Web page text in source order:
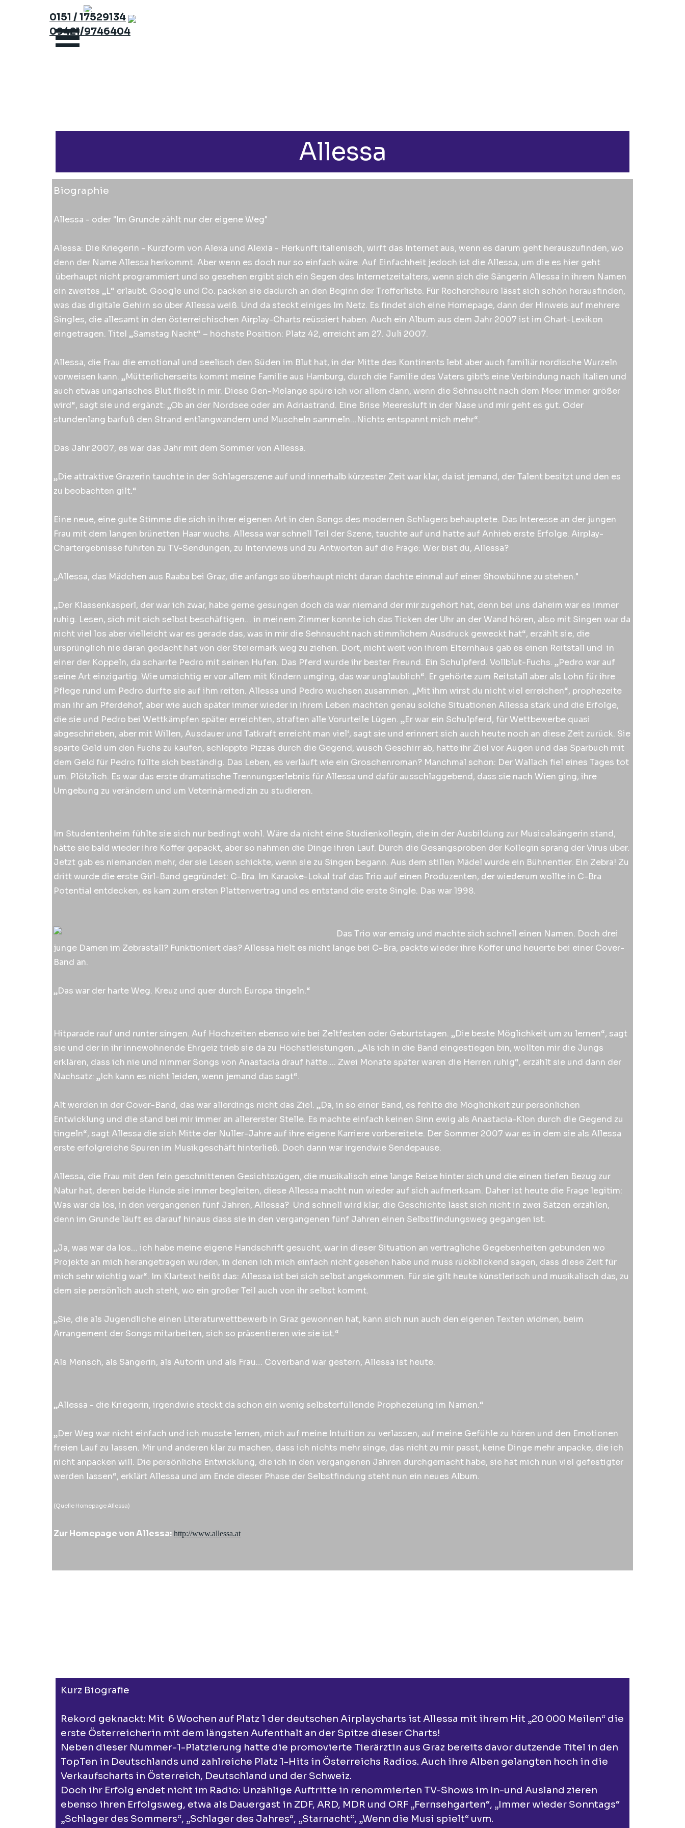
0151 / 17529134
09421/9746404
Allessa
Biographie
Allessa - oder "Im Grunde zählt nur der eigene Weg"
Alessa: Die Kriegerin - Kurzform von Alexa und Alexia - Herkunft italienisch, wirft das Internet aus, wenn es darum geht herauszufinden, wo
denn der Name Allessa herkommt. Aber wenn es doch nur so einfach wäre. Auf Einfachheit jedoch ist die Allessa, um die es hier geht
überhaupt nicht programmiert und so gesehen ergibt sich ein Segen des Internetzeitalters, wenn sich die Sängerin Allessa in ihrem Namen
ein zweites „L“ erlaubt. Google und Co. packen sie dadurch an den Beginn der Trefferliste. Für Rechercheure lässt sich schön herausfinden,
was das digitale Gehirn so über Allessa weiß. Und da steckt einiges Im Netz. Es findet sich eine Homepage, dann der Hinweis auf mehrere
Singles, die allesamt in den österreichischen Airplay-Charts reüssiert haben. Auch ein Album aus dem Jahr 2007 ist im Chart-Lexikon
eingetragen. Titel „Samstag Nacht“ – höchste Position: Platz 42, erreicht am 27. Juli 2007.
Allessa, die Frau die emotional und seelisch den Süden im Blut hat, in der Mitte des Kontinents lebt aber auch familiär nordische Wurzeln
vorweisen kann. „Mütterlicherseits kommt meine Familie aus Hamburg, durch die Familie des Vaters gibt’s eine Verbindung nach Italien und
auch etwas ungarisches Blut fließt in mir. Diese Gen-Melange spüre ich vor allem dann, wenn die Sehnsucht nach dem Meer immer größer
wird“, sagt sie und ergänzt: „Ob an der Nordsee oder am Adriastrand. Eine Brise Meeresluft in der Nase und mir geht es gut. Oder
stundenlang barfuß den Strand entlangwandern und Muscheln sammeln…Nichts entspannt mich mehr“.
Das Jahr 2007, es war das Jahr mit dem Sommer von Allessa.
„Die attraktive Grazerin tauchte in der Schlagerszene auf und innerhalb kürzester Zeit war klar, da ist jemand, der Talent besitzt und den es
zu beobachten gilt.“
Eine neue, eine gute Stimme die sich in ihrer eigenen Art in den Songs des modernen Schlagers behauptete. Das Interesse an der jungen
Frau mit dem langen brünetten Haar wuchs. Allessa war schnell Teil der Szene, tauchte auf und hatte auf Anhieb erste Erfolge. Airplay-
Chartergebnisse führten zu TV-Sendungen, zu Interviews und zu Antworten auf die Frage: Wer bist du, Allessa?
„Allessa, das Mädchen aus Raaba bei Graz, die anfangs so überhaupt nicht daran dachte einmal auf einer Showbühne zu stehen."
„Der Klassenkasperl, der war ich zwar, habe gerne gesungen doch da war niemand der mir zugehört hat, denn bei uns daheim war es immer
ruhig. Lesen, sich mit sich selbst beschäftigen… in meinem Zimmer konnte ich das Ticken der Uhr an der Wand hören, also mit Singen war da
nicht viel los aber vielleicht war es gerade das, was in mir die Sehnsucht nach stimmlichem Ausdruck geweckt hat“, erzählt sie, die
ursprünglich nie daran gedacht hat von der Steiermark weg zu ziehen. Dort, nicht weit von ihrem Elternhaus gab es einen Reitstall und in
einer der Koppeln, da scharrte Pedro mit seinen Hufen. Das Pferd wurde ihr bester Freund. Ein Schulpferd. Vollblut-Fuchs. „Pedro war auf
seine Art einzigartig. Wie umsichtig er vor allem mit Kindern umging, das war unglaublich“. Er gehörte zum Reitstall aber als Lohn für ihre
Pflege rund um Pedro durfte sie auf ihm reiten. Allessa und Pedro wuchsen zusammen. „Mit ihm wirst du nicht viel erreichen“, prophezeite
man ihr am Pferdehof, aber wie auch später immer wieder in ihrem Leben machten genau solche Situationen Allessa stark und die Erfolge,
die sie und Pedro bei Wettkämpfen später erreichten, straften alle Vorurteile Lügen. „Er war ein Schulpferd, für Wettbewerbe quasi
abgeschrieben, aber mit Willen, Ausdauer und Tatkraft erreicht man viel‘, sagt sie und erinnert sich auch heute noch an diese Zeit zurück. Sie
sparte Geld um den Fuchs zu kaufen, schleppte Pizzas durch die Gegend, wusch Geschirr ab, hatte ihr Ziel vor Augen und das Sparbuch mit
dem Geld für Pedro füllte sich beständig. Das Leben, es verläuft wie ein Groschenroman? Manchmal schon: Der Wallach fiel eines Tages tot
um. Plötzlich. Es war das erste dramatische Trennungserlebnis für Allessa und dafür ausschlaggebend, dass sie nach Wien ging, ihre
Umgebung zu verändern und um Veterinärmedizin zu studieren.
Im Studentenheim fühlte sie sich nur bedingt wohl. Wäre da nicht eine Studienkollegin, die in der Ausbildung zur Musicalsängerin stand,
hätte sie bald wieder ihre Koffer gepackt, aber so nahmen die Dinge ihren Lauf. Durch die Gesangsproben der Kollegin sprang der Virus über.
Jetzt gab es niemanden mehr, der sie Lesen schickte, wenn sie zu Singen begann. Aus dem stillen Mädel wurde ein Bühnentier. Ein Zebra! Zu
dritt wurde die erste Girl-Band gegründet: C-Bra. Im Karaoke-Lokal traf das Trio auf einen Produzenten, der wiederum wollte in C-Bra
Potential entdecken, es kam zum ersten Plattenvertrag und es entstand die erste Single. Das war 1998.
Das Trio war emsig und machte sich schnell einen Namen. Doch drei
junge Damen im Zebrastall? Funktioniert das? Allessa hielt es nicht lange bei C-Bra, packte wieder ihre Koffer und heuerte bei einer Cover-
Band an.
„Das war der harte Weg. Kreuz und quer durch Europa tingeln.“
Hitparade rauf und runter singen. Auf Hochzeiten ebenso wie bei Zeltfesten oder Geburtstagen. „Die beste Möglichkeit um zu lernen“, sagt
sie und der in ihr innewohnende Ehrgeiz trieb sie da zu Höchstleistungen. „Als ich in die Band eingestiegen bin, wollten mir die Jungs
erklären, dass ich nie und nimmer Songs von Anastacia drauf hätte…. Zwei Monate später waren die Herren ruhig“, erzählt sie und dann der
Nachsatz: „Ich kann es nicht leiden, wenn jemand das sagt“.
Alt werden in der Cover-Band, das war allerdings nicht das Ziel. „Da, in so einer Band, es fehlte die Möglichkeit zur persönlichen
Entwicklung und die stand bei mir immer an allererster Stelle. Es machte einfach keinen Sinn ewig als Anastacia-Klon durch die Gegend zu
tingeln“, sagt Allessa die sich Mitte der Nuller-Jahre auf ihre eigene Karriere vorbereitete. Der Sommer 2007 war es in dem sie als Allessa
erste erfolgreiche Spuren im Musikgeschäft hinterließ. Doch dann war irgendwie Sendepause.
Allessa, die Frau mit den fein geschnittenen Gesichtszügen, die musikalisch eine lange Reise hinter sich und die einen tiefen Bezug zur
Natur hat, deren beide Hunde sie immer begleiten, diese Allessa macht nun wieder auf sich aufmerksam. Daher ist heute die Frage legitim:
Was war da los, in den vergangenen fünf Jahren, Allessa? Und schnell wird klar, die Geschichte lässt sich nicht in zwei Sätzen erzählen,
denn im Grunde läuft es darauf hinaus dass sie in den vergangenen fünf Jahren einen Selbstfindungsweg gegangen ist.
„Ja, was war da los… ich habe meine eigene Handschrift gesucht, war in dieser Situation an vertragliche Gegebenheiten gebunden wo
Projekte an mich herangetragen wurden, in denen ich mich einfach nicht gesehen habe und muss rückblickend sagen, dass diese Zeit für
mich sehr wichtig war“. Im Klartext heißt das: Allessa ist bei sich selbst angekommen. Für sie gilt heute künstlerisch und musikalisch das, zu
dem sie persönlich auch steht, wo ein großer Teil auch von ihr selbst kommt.
„Sie, die als Jugendliche einen Literaturwettbewerb in Graz gewonnen hat, kann sich nun auch den eigenen Texten widmen, beim
Arrangement der Songs mitarbeiten, sich so präsentieren wie sie ist.“
Als Mensch, als Sängerin, als Autorin und als Frau… Coverband war gestern, Allessa ist heute.
„Allessa - die Kriegerin, irgendwie steckt da schon ein wenig selbsterfüllende Prophezeiung im Namen.“
„Der Weg war nicht einfach und ich musste lernen, mich auf meine Intuition zu verlassen, auf meine Gefühle zu hören und den Emotionen
freien Lauf zu lassen. Mir und anderen klar zu machen, dass ich nichts mehr singe, das nicht zu mir passt, keine Dinge mehr anpacke, die ich
nicht anpacken will. Die persönliche Entwicklung, die ich in den vergangenen Jahren durchgemacht habe, sie hat mich nun viel gefestigter
werden lassen“, erklärt Allessa und am Ende dieser Phase der Selbstfindung steht nun ein neues Album.
(Quelle Homepage Allessa)
Zur Homepage von Allessa: http://www.allessa.at
Kurz Biografie
Rekord geknackt: Mit 6 Wochen auf Platz 1 der deutschen Airplaycharts ist Allessa mit ihrem Hit „20 000 Meilen“ die
erste Österreicherin mit dem längsten Aufenthalt an der Spitze dieser Charts!
Neben dieser Nummer-1-Platzierung hatte die promovierte Tierärztin aus Graz bereits davor dutzende Titel in den
TopTen in Deutschlands und zahlreiche Platz 1-Hits in Österreichs Radios. Auch ihre Alben gelangten hoch in die
Verkaufscharts in Österreich, Deutschland und der Schweiz.
Doch ihr Erfolg endet nicht im Radio: Unzählige Auftritte in renommierten TV-Shows im In-und Ausland zieren
ebenso ihren Erfolgsweg, etwa als Dauergast in ZDF, ARD, MDR und ORF „Fernsehgarten“, „Immer wieder Sonntags“
„Schlager des Sommers“, „Schlager des Jahres“, „Starnacht“, „Wenn die Musi spielt“ uvm.